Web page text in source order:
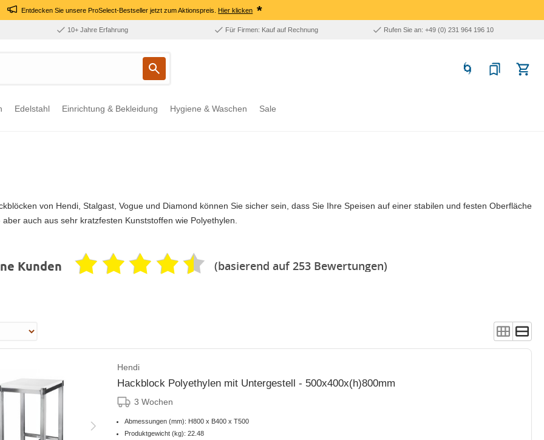
Entdecken Sie unsere ProSelect-Bestseller jetzt zum Aktionspreis.Hier klicken *
10+ Jahre Erfahrung Für Firmen: Kauf auf Rechnung Rufen Sie an: +49 (0) 231 964 196 10
Edelstahl Einrichtung & Bekleidung Hygiene & Waschen Sale
von Hendi, Stalgast, Vogue und Diamond können Sie sicher sein, dass Sie Ihre Speisen auf einer stabilen und festen Oberfläche
auch aus sehr kratzfesten Kunststoffen wie Polyethylen.
Kunden (basierend auf 253 Bewertungen)
Hendi
Hackblock Polyethylen mit Untergestell - 500x400x(h)800mm
3 Wochen
Abmessungen (mm): H800 x B400 x T500
Produktgewicht (kg): 22.48